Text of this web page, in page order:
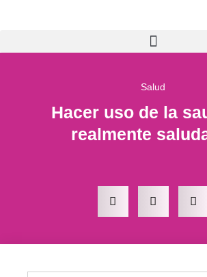
Salud
Hacer uso de la
realmente